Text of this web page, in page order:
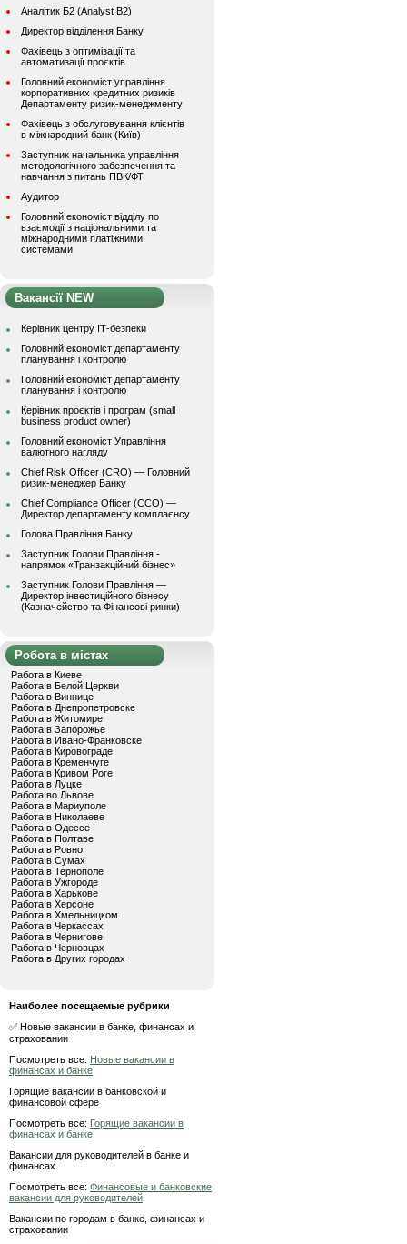
Аналітик Б2 (Analyst B2)
Директор відділення Банку
Фахівець з оптимізації та
автоматизації проєктів
Головний економіст управління
корпоративних кредитних ризиків
Департаменту ризик-менеджменту
Фахівець з обслуговування клієнтів
в міжнародний банк (Київ)
Заступник начальника управління
методологічного забезпечення та
навчання з питань ПВК/ФТ
Аудитор
Головний економіст відділу по
взаємодії з національними та
міжнародними платіжними
системами
Вакансії NEW
Керівник центру ІТ-безпеки
Головний економіст департаменту
планування і контролю
Головний економіст департаменту
планування і контролю
Керівник проєктів і програм (small
business product owner)
Головний економіст Управління
валютного нагляду
Chief Risk Officer (CRO) — Головний
ризик-менеджер Банку
Chief Compliance Officer (CCO) —
Директор департаменту комплаєнсу
Голова Правління Банку
Заступник Голови Правління -
напрямок «Транзакційний бізнес»
Заступник Голови Правління —
Директор інвестиційного бізнесу
(Казначейство та Фінансові ринки)
Робота в містах
Работа в Киеве
Работа в Белой Церкви
Работа в Виннице
Работа в Днепропетровске
Работа в Житомире
Работа в Запорожье
Работа в Ивано-Франковске
Работа в Кировограде
Работа в Кременчуге
Работа в Кривом Роге
Работа в Луцке
Работа во Львове
Работа в Мариуполе
Работа в Николаеве
Работа в Одессе
Работа в Полтаве
Работа в Ровно
Работа в Сумах
Работа в Тернополе
Работа в Ужгороде
Работа в Харькове
Работа в Херсоне
Работа в Хмельницком
Работа в Черкассах
Работа в Чернигове
Работа в Черновцах
Работа в Других городах
Наиболее посещаемые рубрики
✅ Новые вакансии в банке, финансах и
страховании
Посмотреть все: Новые вакансии в
финансах и банке
Горящие вакансии в банковской и
финансовой сфере
Посмотреть все: Горящие вакансии в
финансах и банке
Вакансии для руководителей в банке и
финансах
Посмотреть все: Финансовые и банковские
вакансии для руководителей
Вакансии по городам в банке, финансах и
страховании